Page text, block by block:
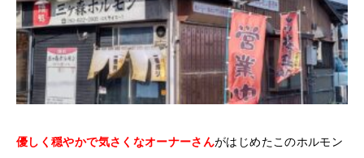
優しく穏やかで気さくなオーナーさんがはじめたこのホルモン